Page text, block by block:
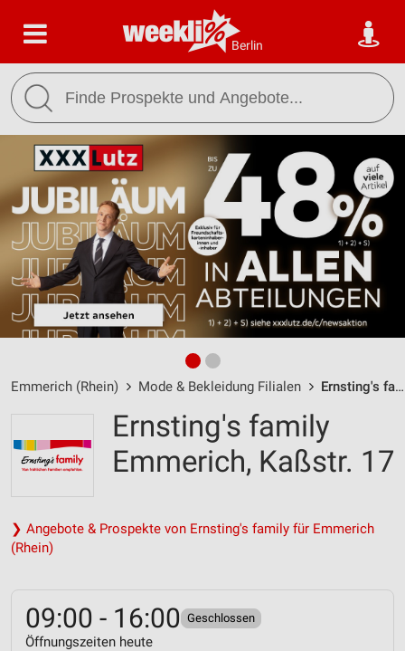
Berlin
Emmerich (Rhein) Mode & Bekleidung Filialen Ernsting's family Emmerich / Kaßstr. 17 - Öffnungszeiten & Adresse
Ernsting's family
Emmerich, Kaßstr. 17
❯ Angebote & Prospekte von Ernsting's family für Emmerich
(Rhein)
09:00 - 16:00 Geschlossen
Öffnungszeiten heute